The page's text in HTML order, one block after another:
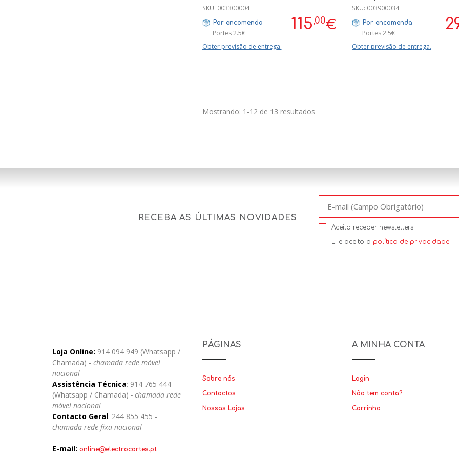
INDEPENDENTE EXTENSIVEL P/
FORNOS SERIE 8
115,00€
SKU: 003300004
Por encomenda
Portes 2.5€
Obter previsão de entrega.
SKU: 003900034
Por encomenda
Portes 2.5€
Obter previsão de entrega.
Mostrando: 1-12 de 13 resultados
RECEBA AS ÚLTIMAS NOVIDADES
Aceito receber newsletters
Li e aceito a política de privacidade
Loja Online: 914 094 949 (Whatsapp /
Chamada) - chamada rede móvel
nacional
Assistência Técnica: 914 765 444
(Whatsapp / Chamada) - chamada rede
móvel nacional
Contacto Geral: 244 855 455 -
chamada rede fixa nacional
E-mail: online@electrocortes.pt
PÁGINAS
Sobre nós
Contactos
Nossas Lojas
A MINHA CONTA
Login
Não tem conta?
Carrinho